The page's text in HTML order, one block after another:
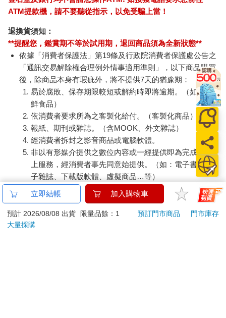
ATM提款機，請不要聽從指示，以免受騙上當！
退換貨須知：
**提醒您，鑑賞期不等於試用期，退回商品須為全新狀態**
依據「消費者保護法」第19條及行政院消費者保護處公告之
「通訊交易解除權合理例外情事適用準則」，以下商品購買
後，除商品本身有瑕疵外，將不提供7天的猶豫期：
易於腐敗、保存期限較短或解約時即將逾期。（如：生
鮮食品）
依消費者要求所為之客製化給付。（客製化商品）
報紙、期刊或雜誌。（含MOOK、外文雜誌）
經消費者拆封之影音商品或電腦軟體。
非以有形媒介提供之數位內容或一經提供即為完成之線
上服務，經消費者事先同意始提供。（如：電子書、電
子雜誌、下載版軟體、虛擬商品…等）
已拆封之個人衛生用品。（如：內衣褲、刮鬍刀、除毛
若非上列種類商品，均享有到貨7天的猶豫期（含例假
日）。
立即結帳 加入購物車
預計 2026/08/08 出貨 限量品餘：1 預訂門市商品
門市庫存
大量採購